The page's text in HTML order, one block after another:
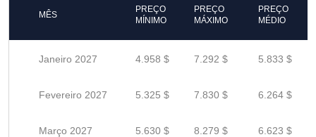
MÊS
PREÇO
MÍNIMO
PREÇO
MÁXIMO
PREÇO
MÉDIO
Janeiro 2027 4.958 $ 7.292 $ 5.833 $
Fevereiro 2027 5.325 $ 7.830 $ 6.264 $
Março 2027 5.630 $ 8.279 $ 6.623 $